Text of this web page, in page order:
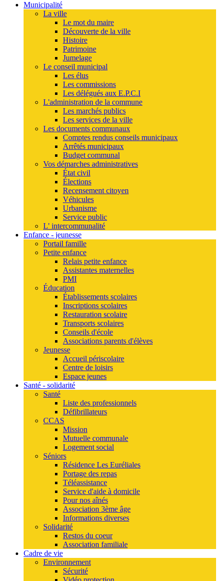
Municipalité
La ville
Le mot du maire
Découverte de la ville
Histoire
Patrimoine
Jumelage
Le conseil municipal
Les élus
Les commissions
Les délégués aux E.P.C.I
L'administration de la commune
Les marchés publics
Les services de la ville
Les documents communaux
Comptes rendus conseils municipaux
Arrêtés municipaux
Budget communal
Vos démarches administratives
État civil
Élections
Recensement citoyen
Véhicules
Urbanisme
Service public
L' intercommunalité
Enfance - jeunesse
Portail famille
Petite enfance
Relais petite enfance
Assistantes maternelles
PMI
Éducation
Établissements scolaires
Inscriptions scolaires
Restauration scolaire
Transports scolaires
Conseils d'école
Associations parents d'élèves
Jeunesse
Accueil périscolaire
Centre de loisirs
Espace jeunes
Santé - solidarité
Santé
Liste des professionnels
Défibrillateurs
CCAS
Mission
Mutuelle communale
Logement social
Séniors
Résidence Les Euréliales
Portage des repas
Téléassistance
Service d'aide à domicile
Pour nos aînés
Association 3ème âge
Informations diverses
Solidarité
Restos du coeur
Association familiale
Cadre de vie
Environnement
Sécurité